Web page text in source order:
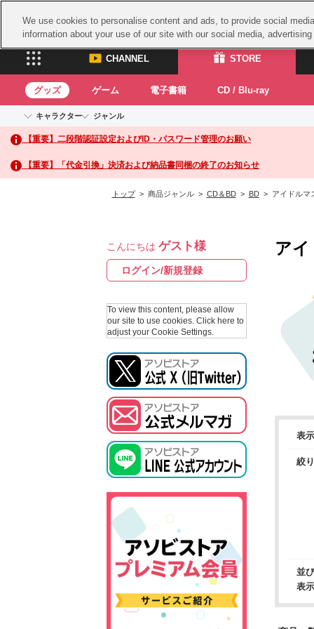
CHANNEL STORE
CHANNEL
ASOBI CHANNEL TOP
STORE
ASOBI STORE
グッズ
CD / Blu-ray
グッズ ゲーム 電子書籍 CD / Blu-ray
キャラクター
アイドルマスターシリーズ
アイドルマスター
アイドルマスター シンデレラガールズ
アイドルマスター ミリオンライブ！
プロジェクトアイマス ヴイアライヴ
テイルズ オブ シリーズ
スサ
ジャンル
イベントグッズ
トイ・ホビー
【重要】二段階認証設定およびID・パスワード管理のお願い
【重要】「代金引換」決済および納品書同梱の終了のお知らせ
トップ> 商品ジャンル > CD＆BD> BD> アイドルマ
こんにちは ゲスト様
ログイン/新規登録
To view this content, please allow
our site to use cookies. Click here to
adjust your Cookie Settings.
ア
表
絞
並
表
We use cookies to personalise content and ads, to provide social
information about your use of our site with our social media,